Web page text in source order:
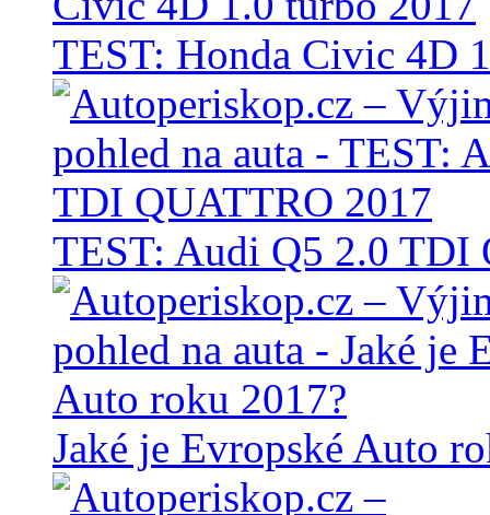
TEST: Honda Civic 4D
TEST: Audi Q5 2.0 TDI
Jaké je Evropské Auto